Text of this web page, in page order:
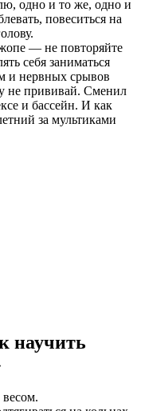
одно и то же, одно и
повеситься на
— не повторяйте
себя заниматься
и нервных срывов
не прививай. Сменил
и бассейн. И как
за мультиками
научить